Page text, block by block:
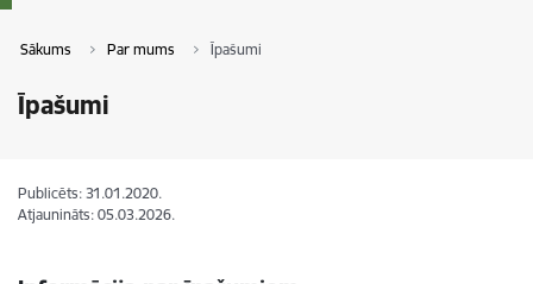
Sākums Par mums Īpašumi
Īpašumi
Publicēts: 31.01.2020.
Atjaunināts: 05.03.2026.